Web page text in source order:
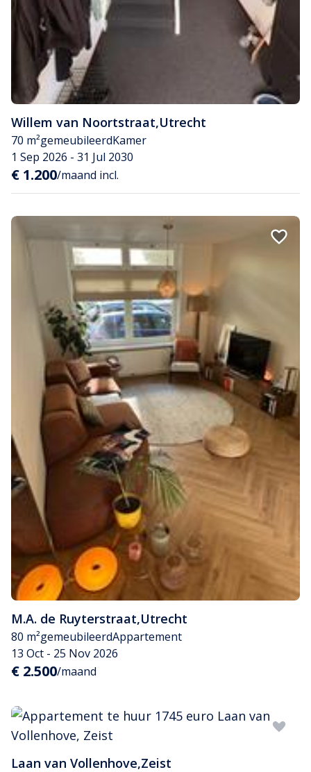
Willem van Noortstraat,Utrecht
70 m²gemeubileerdKamer
1 Sep 2026 - 31 Jul 2030
€ 1.200/maand incl.
M.A. de Ruyterstraat,Utrecht
80 m²gemeubileerdAppartement
13 Oct - 25 Nov 2026
€ 2.500/maand
Laan van Vollenhove,Zeist